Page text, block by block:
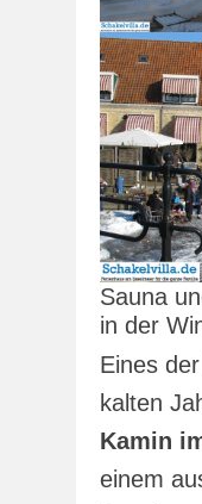
Sauna
in der
Eines
kalten
Kamin
einem